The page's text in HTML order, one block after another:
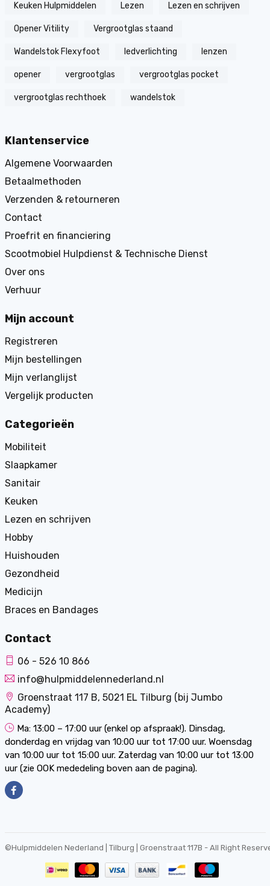
Keuken Hulpmiddelen Lezen Lezen en schrijven
Opener Vitility Vergrootglas staand
Wandelstok Flexyfoot ledverlichting lenzen
opener vergrootglas vergrootglas pocket
vergrootglas rechthoek wandelstok
Klantenservice
Algemene Voorwaarden
Betaalmethoden
Verzenden & retourneren
Contact
Proefrit en financiering
Scootmobiel Hulpdienst & Technische Dienst
Over ons
Verhuur
Mijn account
Registreren
Mijn bestellingen
Mijn verlanglijst
Vergelijk producten
Categorieën
Mobiliteit
Slaapkamer
Sanitair
Keuken
Lezen en schrijven
Hobby
Huishouden
Gezondheid
Medicijn
Braces en Bandages
Contact
06 - 526 10 866
info@hulpmiddelennederland.nl
Groenstraat 117 B, 5021 EL Tilburg (bij Jumbo
Academy)
Ma: 13:00 – 17:00 uur (enkel op afspraak!). Dinsdag,
donderdag en vrijdag van 10:00 uur tot 17:00 uur. Woensdag
van 10:00 uur tot 15:00 uur. Zaterdag van 10:00 uur tot 13:00
uur (zie OOK mededeling boven aan de pagina).
©Hulpmiddelen Nederland | Tilburg | Groenstraat 117B - All Right